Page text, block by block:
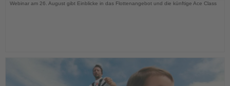
Webinar am 26. August gibt Einblicke in das Flottenangebot und die künftige Ace Class